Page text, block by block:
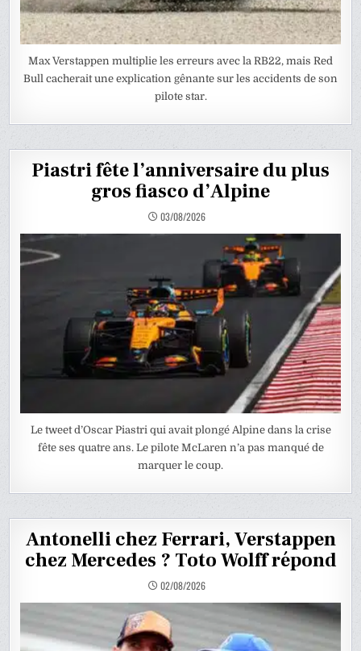
Max Verstappen multiplie les erreurs avec la RB22, mais Red
Bull cacherait une explication gênante sur les accidents de son
pilote star.
Piastri fête l’anniversaire du plus
gros fiasco d’Alpine
03/08/2026
Le tweet d’Oscar Piastri qui avait plongé Alpine dans la crise
fête ses quatre ans. Le pilote McLaren n’a pas manqué de
marquer le coup.
Antonelli chez Ferrari, Verstappen
chez Mercedes ? Toto Wolff répond
02/08/2026